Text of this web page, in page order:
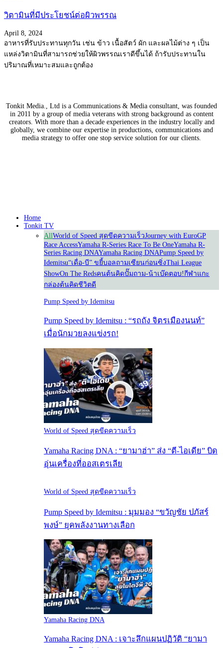
วิตามินที่มีประโยชน์ต่อผิวพรรณ
April 8, 2024
อาหารที่รับประทานทุกวัน เช่น ข้าว เนื้อสัตว์ ผัก และผลไม้ต่าง ๆ เป็น
แหล่งวิตามินที่สามารถช่วยให้ผิวพรรณเราดีขึ้นได้ ถ้ารับประทานใน
ปริมาณที่เหมาะสมและถูกต้อง
Tonkit Media., Ltd is a Communications & Media consultant, was founded
in 2011 by a group of media veterans with strong background as content
creators. With more than a decade experiences in the industry locally and
globally, we combine our expertise in productions, communications and
media strategy to offer one stop service solution for our clients.
Home
Tonkit TV
AllWorld of Speed สุดขีดความเร็วJourney with EuroGP
Race AccessYamaha R-Series Race To Be OneYamaha R-
Series Racing DNAYamaha Racing DNAPump Speed by
Idemitsu“เดื่อ-บี” ขยี้บอลถามเซียนก่อนซิ่งThai League
ShowOn The Redsคนต้นคิดปั๊มถาม-น้าเบ๊ดตอบ!กีฬาแกะ
กล่องต้นคิดชีวิตดี
Pump Speed by Idemitsu
Pump Speed by Idemitsu : “รถถัง จิตรเมืองนนท์”
เมื่อนักมวยลงแข่งรถ!
World of Speed สุดขีดความเร็ว
Yamaha Racing DNA : “ยามาฮ่า” ส่ง “ตี-ไอเดีย” บิด
อุ่นเครื่องที่ออสเตรเลีย
World of Speed สุดขีดความเร็ว
Pump Speed by Idemitsu : มุมมอง “ขวัญชัย ปภัสร์
พงษ์” ยุคพลังงานทางเลือก
Yamaha Racing DNA
Yamaha Racing DNA : เจาะลึกแผนปฏิวัติ “ยามา